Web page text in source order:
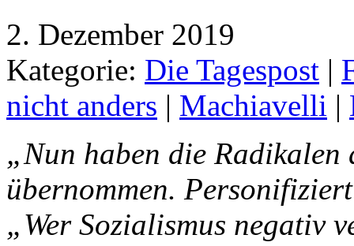
2. Dezember 2019
Kategorie: Die Tagespost |
nicht anders | Machiavelli |
„Nun haben die Radikalen
übernommen.
„Wer Sozialismus negativ